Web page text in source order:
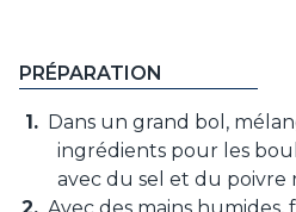
PRÉPARATION
Dans un grand bol,
ingrédients pour les
avec du sel et du poivre